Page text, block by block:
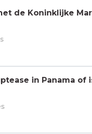
de Koninklijke
in Panama of